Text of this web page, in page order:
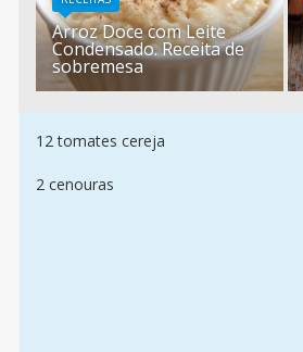
Arroz Doce com Leite
Condensado. Receita de
sobremesa
12 tomates cereja
2 cenouras